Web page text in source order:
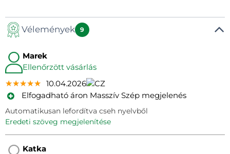
Vélemények 9
Marek
Ellenőrzött vásárlás
★★★★★
★★★★★
★★★★★ 10.04.2026
Elfogadható áron Masszív Szép megjelenés
Automatikusan lefordítva cseh nyelvből
eredeti szöveg megjelenítése
Katka